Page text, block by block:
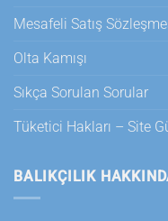
Mesafeli Satış
Olta Kamışı
Sıkça Sorulan Sorular
Tüketici Hakları – Site
BALIKÇILIK